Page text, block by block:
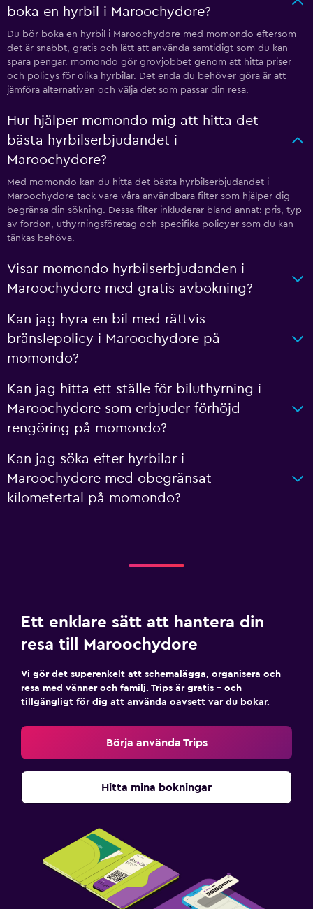
boka en hyrbil i Maroochydore?
Du bör boka en hyrbil i Maroochydore med momondo eftersom
det är snabbt, gratis och lätt att använda samtidigt som du kan
spara pengar. momondo gör grovjobbet genom att hitta priser
och policys för olika hyrbilar. Det enda du behöver göra är att
jämföra alternativen och välja det som passar din resa.
Hur hjälper momondo mig att hitta det
bästa hyrbilserbjudandet i
Maroochydore?
Med momondo kan du hitta det bästa hyrbilserbjudandet i
Maroochydore tack vare våra användbara filter som hjälper dig
begränsa din sökning. Dessa filter inkluderar bland annat: pris, typ
av fordon, uthyrningsföretag och specifika policyer som du kan
tänkas behöva.
Visar momondo hyrbilserbjudanden i
Maroochydore med gratis avbokning?
Kan jag hyra en bil med rättvis
bränslepolicy i Maroochydore på
momondo?
Kan jag hitta ett ställe för biluthyrning i
Maroochydore som erbjuder förhöjd
rengöring på momondo?
Kan jag söka efter hyrbilar i
Maroochydore med obegränsat
kilometertal på momondo?
Ett enklare sätt att hantera din
resa till Maroochydore
Vi gör det superenkelt att schemalägga, organisera och
resa med vänner och familj. Trips är gratis – och
tillgängligt för dig att använda oavsett var du bokar.
Börja använda Trips
Hitta mina bokningar